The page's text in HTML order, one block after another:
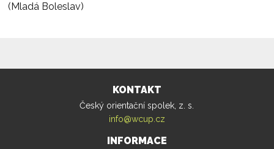
(Mladá Boleslav)
KONTAKT
Český orientační spolek, z. s.
info@wcup.cz
INFORMACE